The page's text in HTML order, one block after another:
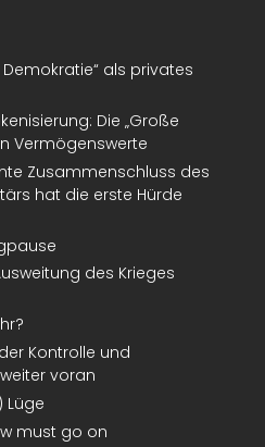
Demokratie“ als privates
Die „Große
Vermögenswerte
Zusammenschluss des
hat die erste Hürde
des Krieges
Kontrolle und
voran
Lüge
must go on